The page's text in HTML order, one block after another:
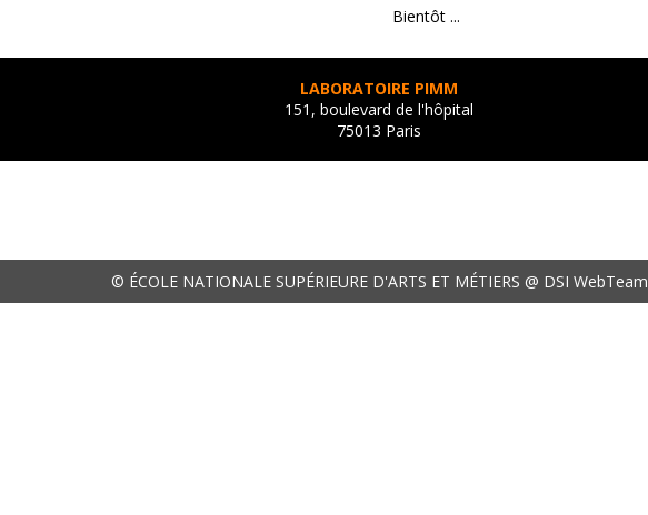
Bientôt ...
LABORATOIRE PIMM
151, boulevard de l'hôpital
75013 Paris
© ÉCOLE NATIONALE SUPÉRIEURE D'ARTS ET MÉTIERS @ DSI WebTeam